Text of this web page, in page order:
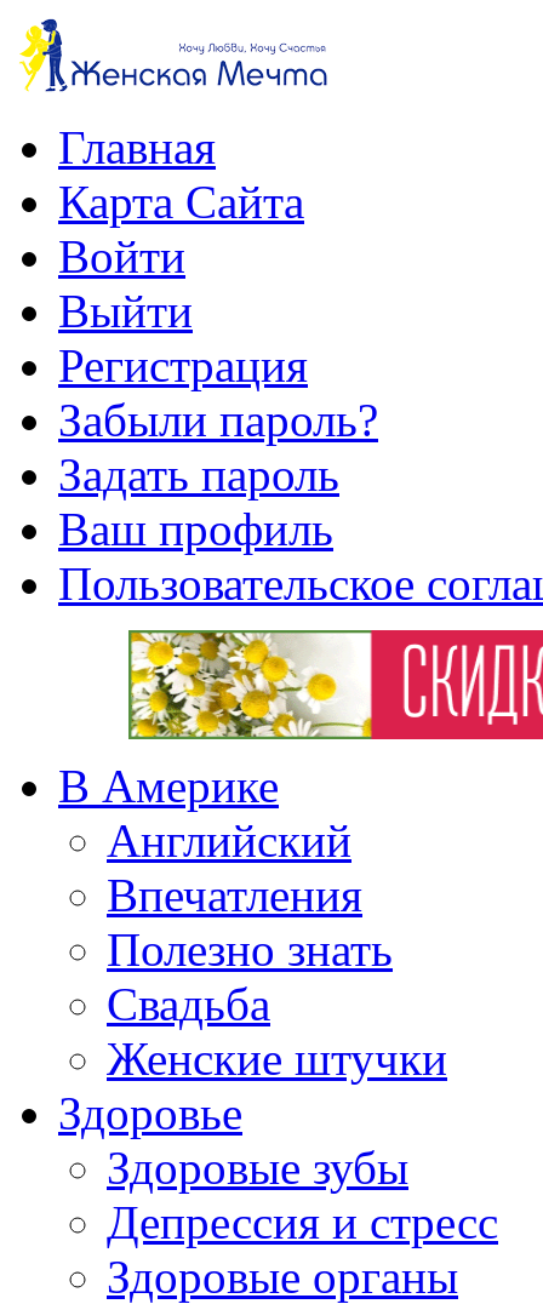
Главная
Карта Сайта
Войти
Выйти
Регистрация
Забыли пароль?
Задать пароль
Ваш профиль
Пользовательское
В Америке
Английский
Впечатления
Полезно знать
Свадьба
Женские штучки
Здоровье
Здоровые зубы
Депрессия и стресс
Здоровые органы